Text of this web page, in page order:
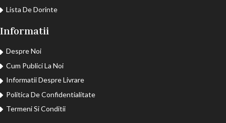
Lista De Dorinte
Informatii
Despre Noi
Cum Publici La Noi
Informatii Despre Livrare
Politica De Confidentialitate
Termeni Si Conditii